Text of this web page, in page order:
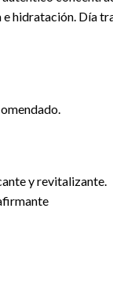
hidratación. Día
y revitalizante.